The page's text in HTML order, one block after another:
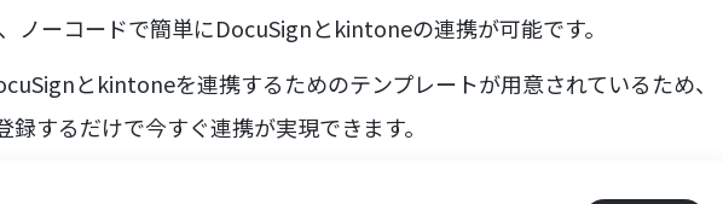
ノーコードで簡単にDocuSignとkintoneの連携が可能です。
とkintoneを連携するためのテンプレートが用意されているため、
録するだけで今すぐ連携が実現できます。